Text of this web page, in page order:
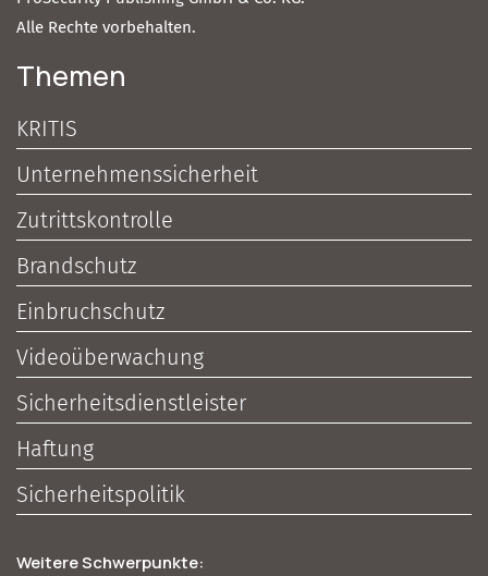
Alle Rechte vorbehalten.
Themen
KRITIS
Unternehmenssicherheit
Zutrittskontrolle
Brandschutz
Einbruchschutz
Videoüberwachung
Sicherheitsdienstleister
Haftung
Sicherheitspolitik
Weitere Schwerpunkte: